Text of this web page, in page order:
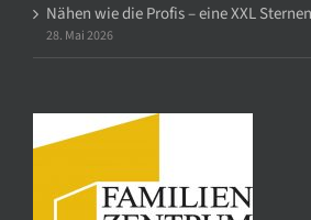
Nähen wie die Profis – eine XXL
28. Mai 2026